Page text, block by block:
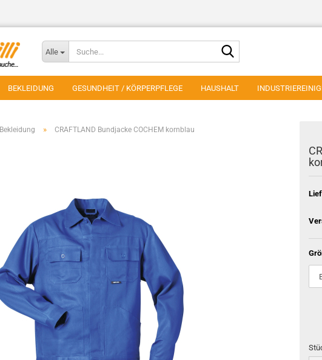
Alle
BEKLEIDUNG GESUNDHEIT / KÖRPERPFLEGE HAUSHALT
Bekleidung » CRAFTLAND Bundjacke COCHEM kornblau